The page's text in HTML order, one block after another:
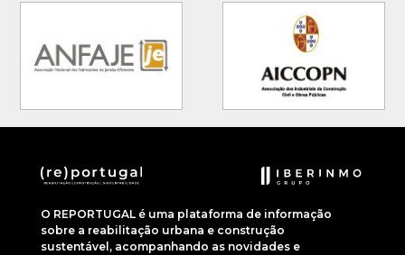
O REPORTUGAL é uma plataforma de informação
sobre a reabilitação urbana e construção
sustentável, acompanhando as novidades e